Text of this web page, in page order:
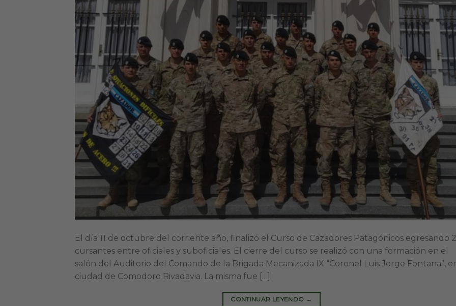
El día 11 de octubre del corriente año, finalizó el Curso de Cazadores Patagónicos egresando
cursantes entre oficiales y suboficiales. El cierre del curso se realizó con una formación en el
salón del Auditorio del Comando de la Brigada Mecanizada IX “Coronel Luis Jorge Fontana”,
ciudad de Comodoro Rivadavia. La misma fue […]
CONTINUAR LEYENDO →